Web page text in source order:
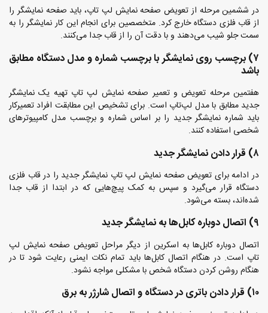
در ششمین مرحله از تعویض صفحه نمایش لپ تاپ، باید صفحه نمایشگر را
از قاب فلزی دستگاه خارج کرد. متخصصین برای انجام این کار نمایشگر را به
سمت جلو شیب می‌دهند و با دقت آن را از قاب جدا می‌کنند.
۷) برچسب روی نمایشگر با برچسب شماره و مدل دستگاه مطابق
باشد
هفتمین مرحله تعویض و تعمیر صفحه نمایش لپ تاپ تهیه یک نمایشگر
جدید مطابق با مدل لپ‌تاپ است. برای تشخیص این مطابقت افراد تعمیرکار
باید شماره نمایشگر جدید را بر اساس شماره و برچسب مدل کامپیوترهای
شخصی استفاده کنند.
۸) قرار دادن نمایشگر جدید
در ادامه برای تعویض صفحه نمایش لپ تاپ نمایشگر جدید را در قاب فلزی
دستگاه قرار می‌گیرد و سپس به کمک پیچ‌هایی که در ابتدا از قاب جدا
شده‌اند، بسته می‌شود.
۹) اتصال دوباره کابل‌ها به نمایشگر جدید
اتصال دوباره کابل‌ها به اسکرین از دیگر مراحل تعویض صفحه نمایش لپ
تاپ است. در هنگام اتصال کابل‌ها باید تمام نکات ایمنی رعایت شود تا در
هنگام روشن کردن دستگاه شخص با مشکلی مواجه نشود.
۱۰) قرار دادن باتری در دستگاه و اتصال شارژر به برق